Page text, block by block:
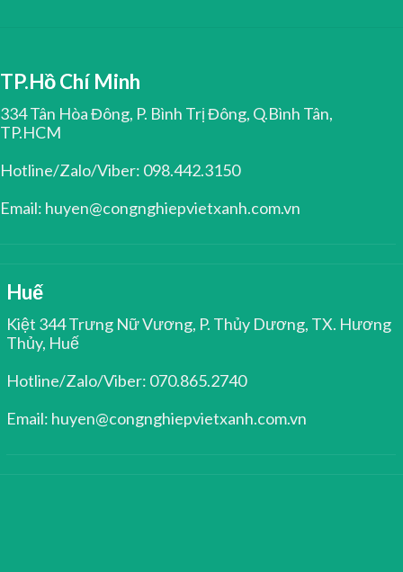
TP.Hồ Chí Minh
334 Tân Hòa Đông, P. Bình Trị Đông, Q.Bình Tân,
TP.HCM
Hotline/Zalo/Viber: 098.442.3150
Email: huyen@congnghiepvietxanh.com.vn
Huế
Kiệt 344 Trưng Nữ Vương, P. Thủy Dương, TX. Hương
Thủy, Huế
Hotline/Zalo/Viber: 070.865.2740
Email: huyen@congnghiepvietxanh.com.vn